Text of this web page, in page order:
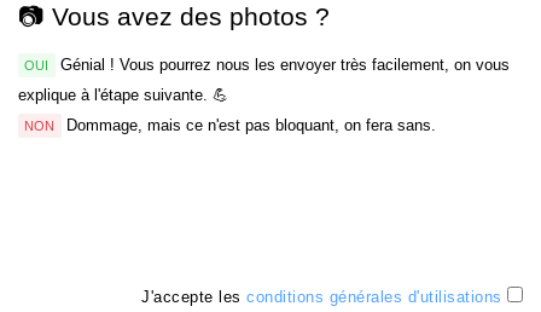
📷 Vous avez des photos ?
OUI
Génial ! Vous pourrez nous les envoyer très facilement, on vous
explique à l'étape suivante. 💪
NON Dommage, mais ce n'est pas bloquant, on fera sans.
J'accepte les conditions générales d'utilisations